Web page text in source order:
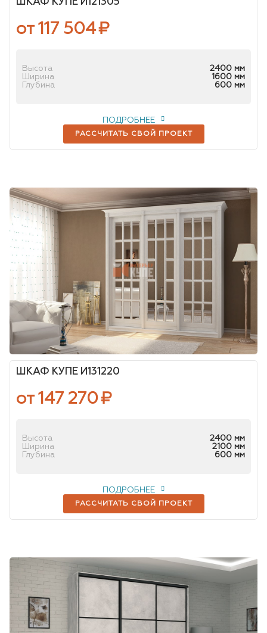
ШКАФ КУПЕ И121305
от 117 504₽
Высота
2400 мм
Ширина
1600 мм
Глубина
600 мм
РАССЧИТАТЬ СВОЙ ПРОЕКТ
ПОДРОБНЕЕ
ШКАФ КУПЕ И131220
от 147 270₽
Высота
2400 мм
Ширина
2100 мм
Глубина
600 мм
РАССЧИТАТЬ СВОЙ ПРОЕКТ
ПОДРОБНЕЕ